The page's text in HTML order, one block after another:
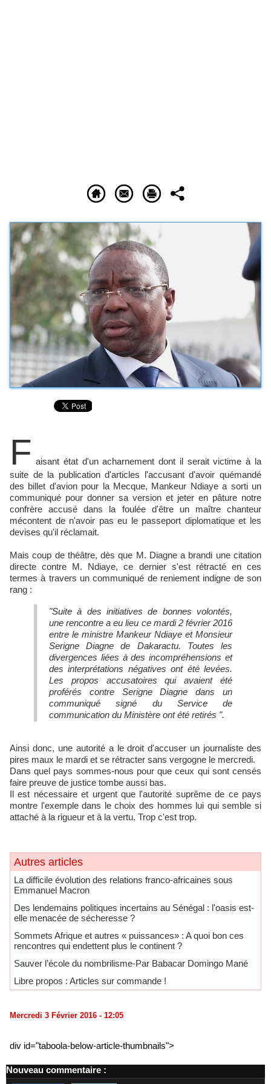
F aisant état d'un acharnement dont il serait victime à la
suite de la publication d'articles l'accusant d'avoir quémandé
des billet d'avion pour la Mecque, Mankeur Ndiaye a sorti un
communiqué pour donner sa version et jeter en pâture notre
confrère accusé dans la foulée d'être un maître chanteur
mécontent de n'avoir pas eu le passeport diplomatique et les
devises qu'il réclamait.
Mais coup de théâtre, dès que M. Diagne a brandi une citation
directe contre M. Ndiaye, ce dernier s'est rétracté en ces
termes à travers un communiqué de reniement indigne de son
rang :
"Suite à des initiatives de bonnes volontés,
une rencontre a eu lieu ce mardi 2 février 2016
entre le ministre Mankeur Ndiaye et Monsieur
Serigne Diagne de Dakaractu. Toutes les
divergences liées à des incompréhensions et
des interprétations négatives ont été levées.
Les propos accusatoires qui avaient été
proférés contre Serigne Diagne dans un
communiqué signé du Service de
communication du Ministère ont été retirés ".
Ainsi donc, une autorité a le droit d'accuser un journaliste des
pires maux le mardi et se rétracter sans vergogne le mercredi.
Dans quel pays sommes-nous pour que ceux qui sont censés
faire preuve de justice tombe aussi bas.
Il est nécessaire et urgent que l'autorité suprême de ce pays
montre l'exemple dans le choix des hommes lui qui semble si
attaché à la rigueur et à la vertu. Trop c'est trop.
Autres articles
La difficile évolution des relations franco-africaines sous
Emmanuel Macron
Des lendemains politiques incertains au Sénégal : l'oasis est-
elle menacée de sécheresse ?
Sommets Afrique et autres « puissances» : A quoi bon ces
rencontres qui endettent plus le continent ?
Sauver l’école du nombrilisme-Par Babacar Domingo Mané
Libre propos : Articles sur commande !
Mercredi 3 Février 2016 - 12:05
div id="taboola-below-article-thumbnails">
Nouveau commentaire :